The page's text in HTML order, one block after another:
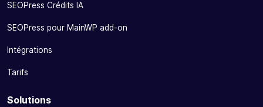
SEOPress Crédits IA
SEOPress pour MainWP add-on
Intégrations
Tarifs
Solutions